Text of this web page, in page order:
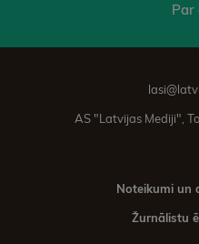
Par
AS "Latvijas Mediji",
Noteikumi un
Žurnālistu